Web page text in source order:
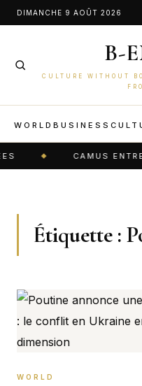
AllerDIMANCHE 9 AOÛT 2026
B-
CULTURE WITHOUT
WORLD BUSINESS
CAMUS
Étiquette :
WORLD